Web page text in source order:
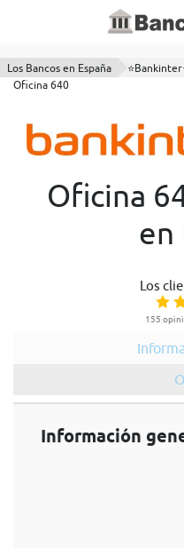
Los Bancos en España
Oficina 640
Oficina
en
Los
155
Información